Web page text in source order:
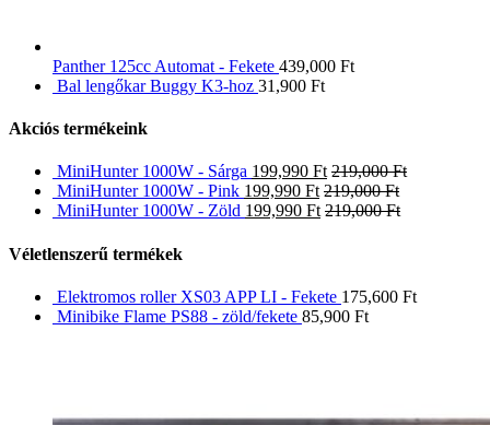
Panther 125cc Automat - Fekete 439,000 Ft
Bal lengőkar Buggy K3-hoz 31,900 Ft
Akciós termékeink
MiniHunter 1000W - Sárga 199,990 Ft 219,000Ft
MiniHunter 1000W - Pink 199,990 Ft 219,000Ft
MiniHunter 1000W - Zöld 199,990 Ft 219,000Ft
Véletlenszerű termékek
Elektromos roller XS03 APP LI - Fekete 175,600 Ft
Minibike Flame PS88 - zöld/fekete 85,900 Ft